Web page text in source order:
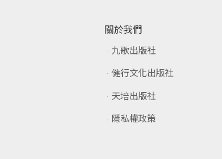
關於我們
九歌出版社
健行文化出版社
天培出版社
隱私權政策